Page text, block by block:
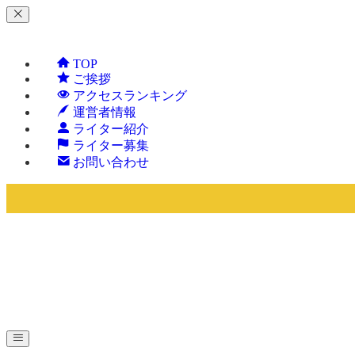
TOP
ご挨拶
アクセスランキング
運営者情報
ライター紹介
ライター募集
お問い合わせ